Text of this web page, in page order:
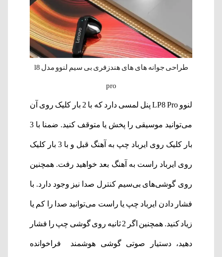
طراحی جوانه های های هندزفری بی سیم لنوو مدل l8
pro
لنوو LP8 Pro پنل لمسی دارد که با 2 بار کلیک روی آن
می‌توانید موسیقی را پخش یا متوقف کنید. ضمنا با 3
بار کلیک روی ایرباد چپ به آهنگ قبل و با 3 بار کلیک
روی ایرباد راست به آهنگ بعد خواهید رفت. همچنین
روی گوشی‌های بی‌سیم کنترل صدا نیز وجود دارد. با
فشار دادن ایرباد چپ یا راست می‌توانید صدا را کم یا
زیاد کنید. همچنین اگر 2 ثانیه روی گوشی چپ را فشار
دهید، دستیار صوتی گوشی هوشمند فراخوانده